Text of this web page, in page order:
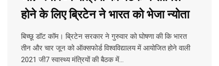
होने के लिए ब्रिटेन ने भारत को भेजा न्योता
बिच्छू डॉट कॉम। ब्रिटेन सरकार ने गुरुवार को घोषणा की कि भारत
तीन और चार जून को ऑक्सफोर्ड विश्वविद्यालय में आयोजित होने वाली
2021 जी7 स्वास्थ्य मंत्रियों की बैठक में…